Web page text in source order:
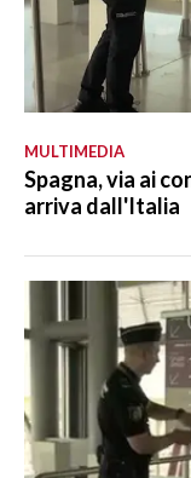
MULTIMEDIA
Spagna, via ai
arriva dall'Italia